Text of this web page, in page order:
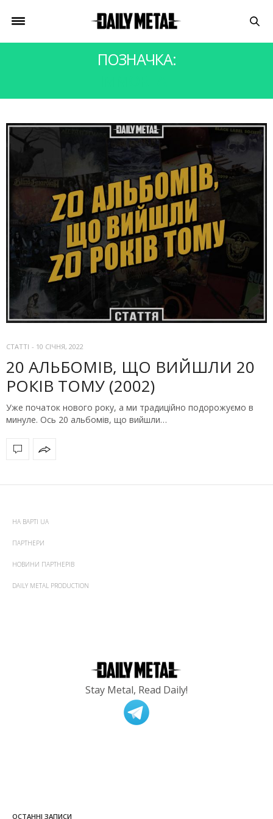
ПОЗНАЧКА:
СТАТТІ - 10 СІЧНЯ, 2022
20 АЛЬБОМІВ, ЩО ВИЙШЛИ 20
РОКІВ ТОМУ (2002)
Уже початок нового року, а ми традиційно подорожуємо в
минуле. Ось 20 альбомів, що вийшли…
НА ВАРТІ UA
ПАРТНЕРИ
НОВИНИ ПАРТНЕРІВ
DAILY METAL PRODUCTION
Stay Metal, Read Daily!
ОСТАННІ ЗАПИСИ